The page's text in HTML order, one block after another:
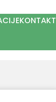
KONTAKT